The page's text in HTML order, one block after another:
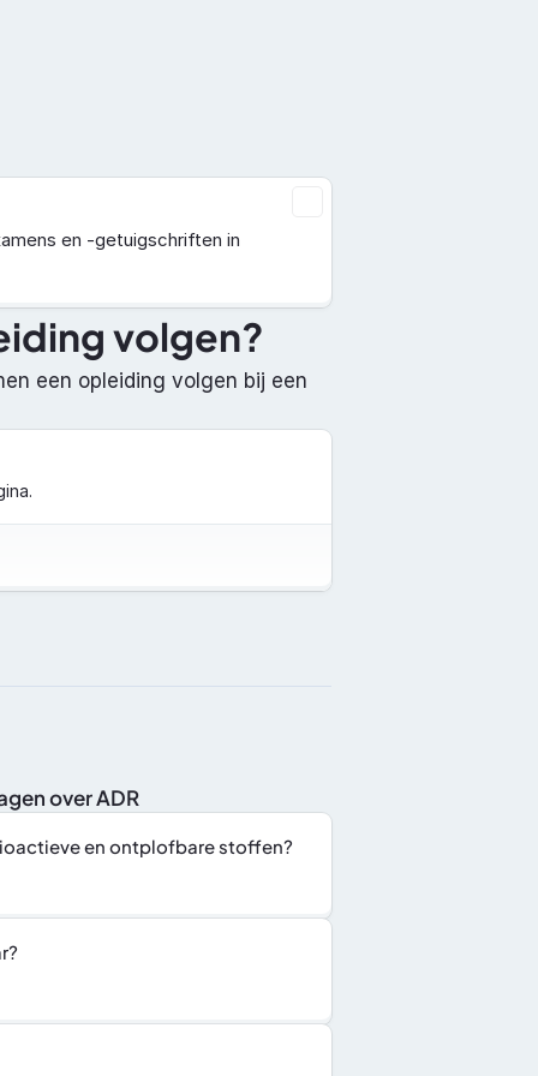
en -getuigschriften in
volgen?
een opleiding volgen bij een
over ADR
en ontplofbare stoffen?